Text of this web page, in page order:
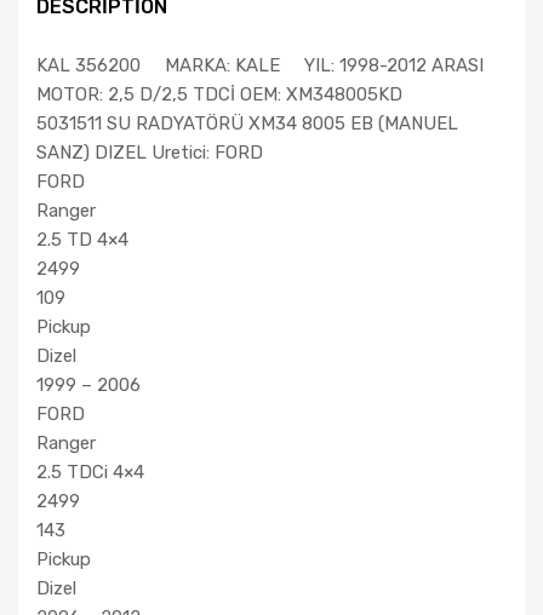
DESCRIPTION
KAL 356200 MARKA: KALE YIL: 1998-2012 ARASI
MOTOR: 2,5 D/2,5 TDCİ OEM: XM348005KD
5031511 SU RADYATÖRÜ XM34 8005 EB (MANUEL
SANZ) DIZEL Uretici: FORD
FORD
Ranger
2.5 TD 4×4
2499
109
Pickup
Dizel
1999 – 2006
FORD
Ranger
2.5 TDCi 4×4
2499
143
Pickup
Dizel